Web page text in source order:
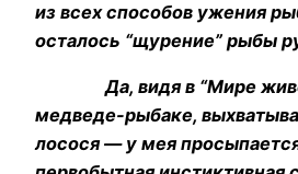
из всех способов ужения
осталось “щурение” рыбы
Да, видя в “Мире
медведе-рыбаке,
лосося — у мея